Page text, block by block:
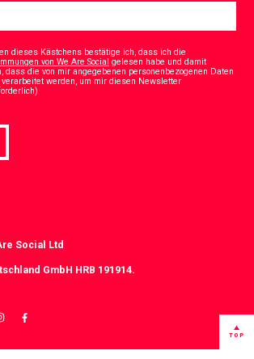
dieses Kästchens bestätige ich, dass ich die
von We Are Social gelesen habe und damit
dass die von mir angegebenen personenbezogenen Daten
verarbeitet werden, um mir diesen Newsletter
Social Ltd
GmbH HRB 191914.
View
Facebook
TOP